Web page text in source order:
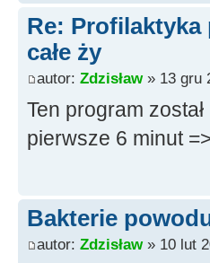
Re: Profilaktyka
całe ży
autor: Zdzisław» 13 gru
Ten program
pierwsze 6 minut
Bakterie
autor: Zdzisław» 10 lut